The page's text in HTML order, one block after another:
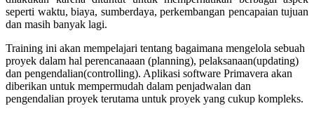
seperti waktu, biaya, sumberdaya, perkembangan pencapaian tujuan
dan masih banyak lagi.
Training ini akan mempelajari tentang bagaimana mengelola sebuah
proyek dalam hal perencanaaan (planning), pelaksanaan(updating)
dan pengendalian(controlling). Aplikasi software Primavera akan
diberikan untuk mempermudah dalam penjadwalan dan
pengendalian proyek terutama untuk proyek yang cukup kompleks.